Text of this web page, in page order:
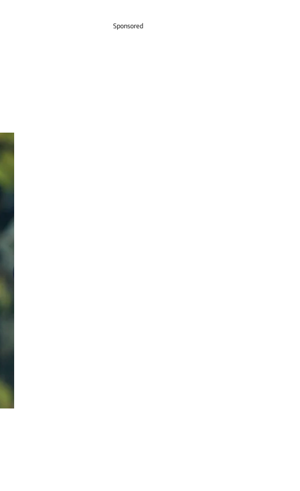
Sponsored